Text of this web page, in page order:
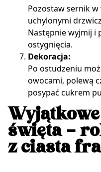
Pozostaw sernik w
uchylonymi
Następnie wyjmij i
ostygnięcia.
Dekoracja:
Po ostudzeniu
owocami, polewą
posypać cukrem
święta –
z ciasta